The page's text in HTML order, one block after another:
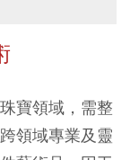
寶領域，需整
領域專業及靈